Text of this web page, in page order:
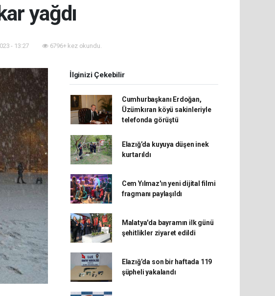
yağdı
- 13:27 6796+ kez okundu.
İlginizi Çekebilir
Cumhurbaşkanı Erdoğan,
Üzümkıran köyü sakinleriyle
telefonda görüştü
Elazığ’da kuyuya düşen inek
kurtarıldı
Cem Yılmaz'ın yeni dijital filmi
fragmanı paylaşıldı
Malatya'da bayramın ilk günü
şehitlikler ziyaret edildi
Elazığ’da son bir haftada 119
şüpheli yakalandı